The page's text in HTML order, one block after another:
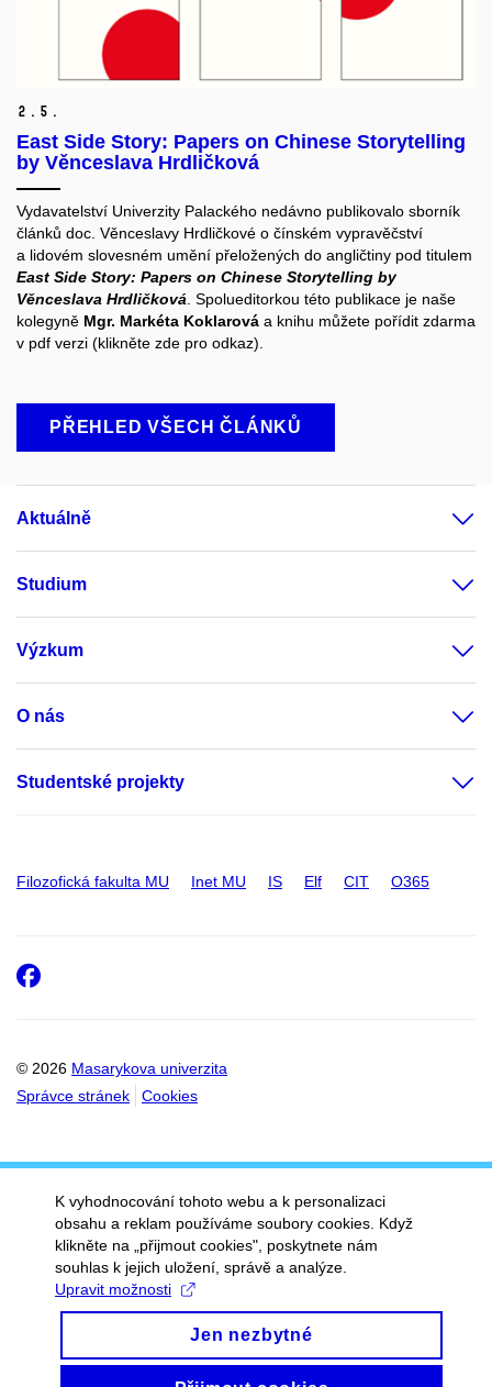
2. 5.
East Side Story: Papers on Chinese Storytelling
by Věnceslava Hrdličková
Vydavatelství Univerzity Palackého nedávno publikovalo sborník
článků doc. Věnceslavy Hrdličkové o čínském vypravěčství
a lidovém slovesném umění přeložených do angličtiny pod titulem
East Side Story: Papers on Chinese Storytelling by
Věnceslava Hrdličková . Spolueditorkou této publikace je naše
kolegyně Mgr. Markéta Koklarová a knihu můžete pořídit zdarma
v pdf verzi (klikněte zde pro odkaz).
PŘEHLED VŠECH ČLÁNKŮ
Aktuálně
Studium
Výzkum
O nás
Studentské projekty
Filozofická fakulta MU Inet MU IS Elf CIT O365
© 2026 Masarykova univerzita
Správce stránek
Cookies
Facebook
K vyhodnocování tohoto webu a k personalizaci
obsahu a reklam používáme soubory cookies. Když
klikněte na „přijmout cookies", poskytnete nám
souhlas k jejich uložení, správě a analýze.
Upravit možnosti
Jen nezbytné